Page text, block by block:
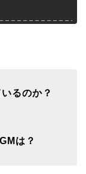
るのか？
は？